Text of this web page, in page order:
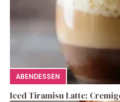
ABENDESSEN
Iced Tiramisu Latte: